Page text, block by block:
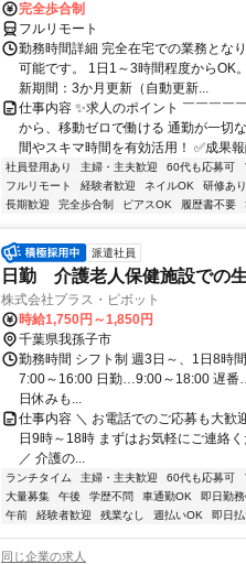
完全歩合制
フルリモート
勤務時間詳細 完全在宅での業務とな
可能です。 1日1～3時間程度からOK
新期間：3か月更新（自動更新...
仕事内容 ✨求人のポイント ￣￣￣￣
から、移動ゼロで働ける 通勤が一切
間やスキマ時間を有効活用！ ✅成果
社員登用あり 主婦・主夫歓迎 60代も応募可
フルリモート
経験者歓迎 ネイルOK 研修あり
長期歓迎
完全歩合制 ピアスOK 履歴書不要
派遣社員
日勤 介護老人保健施設での
株式会社プラス・ピボット
時給1,750円～1,850円
千葉県我孫子市
勤務時間 シフト制 週3日～、1日8時
7:00～16:00 日勤…9:00～18:00 遅
日休みも...
仕事内容 ＼ お電話でのご応募も大
日9時～18時 まずはお気軽にご連
／ 介護の...
ランチタイム 主婦・主夫歓迎 60代も応募可
大量募集
午後 学歴不問 車通勤OK 即日勤
午前
経験者歓迎 残業なし 週払いOK 即日
同じ企業の求人